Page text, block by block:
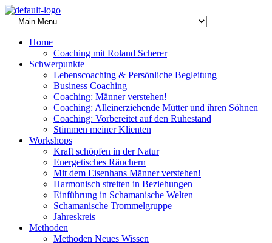
Home
Coaching mit Roland Scherer
Schwerpunkte
Lebenscoaching & Persönliche Begleitung
Business Coaching
Coaching: Männer verstehen!
Coaching: Alleinerziehende Mütter und ihren Söhnen
Coaching: Vorbereitet auf den Ruhestand
Stimmen meiner Klienten
Workshops
Kraft schöpfen in der Natur
Energetisches Räuchern
Mit dem Eisenhans Männer verstehen!
Harmonisch streiten in Beziehungen
Einführung in Schamanische Welten
Schamanische Trommelgruppe
Jahreskreis
Methoden
Methoden Neues Wissen